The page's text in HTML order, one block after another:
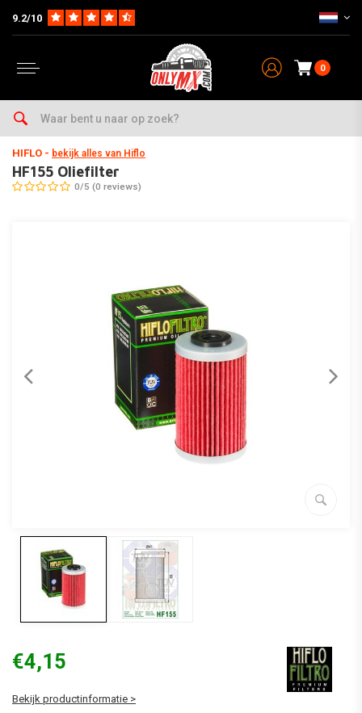
9.2/10
0
Home Parts op Merk & Type
HIFLO - bekijk alles van Hiflo
HF155 Oliefilter
0/5 (0 reviews)
€4,15
Bekijk productinformatie >